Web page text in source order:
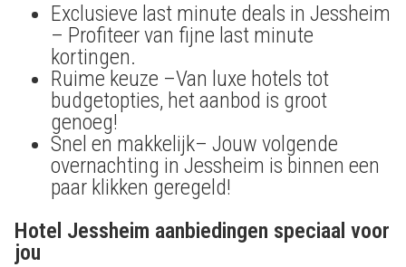
Exclusieve last minute deals in Jessheim
– Profiteer van fijne last minute
kortingen.
Ruime keuze –Van luxe hotels tot
budgetopties, het aanbod is groot
genoeg!
Snel en makkelijk– Jouw volgende
overnachting in Jessheim is binnen een
paar klikken geregeld!
Hotel Jessheim aanbiedingen speciaal voor
jou